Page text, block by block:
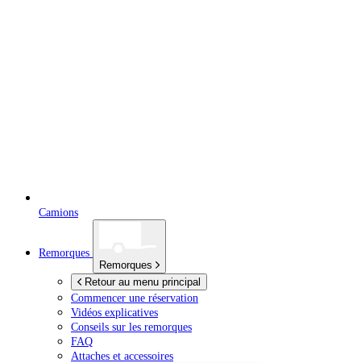
Camions
Remorques
Remorques
Retour au menu principal
Commencer une réservation
Vidéos explicatives
Conseils sur les remorques
FAQ
Attaches et accessoires